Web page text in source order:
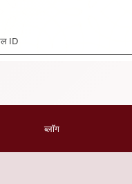
ID
ब्लॉग